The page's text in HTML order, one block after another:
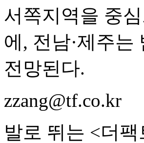
서쪽지역을 중
에, 전남·제주
전망된다.
zzang@tf.co.kr
발로 뛰는 <더